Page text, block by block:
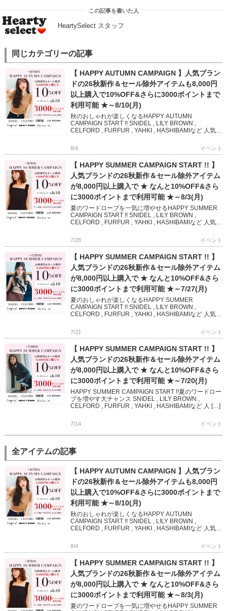
この記事を書いた人
HeartySelect スタッフ
同じカテゴリーの記事
【 HAPPY AUTUMN CAMPAIGN 】人気ブラン
ドの26秋新作＆セール除外アイテムも8,000円
以上購入で10%OFF&さらに3000ポイントまで
利用可能 ★～8/10(月)
秋のおしゃれが楽しくなるHAPPY AUTUMN
CAMPAIGN START !! SNIDEL , LILY BROWN ,
CELFORD , FURFUR , YAHKI , HASHIBAMIなど 人気ブ
8/4 イベント
【 HAPPY SUMMER CAMPAIGN START !! 】
人気ブランドの26秋新作＆セール除外アイテム
が8,000円以上購入で ★ なんと10%OFF&さら
に3000ポイントまで利用可能 ★～8/3(月)
夏のワードローブを一気に増やせるHAPPY SUMMER
CAMPAIGN START !! SNIDEL , LILY BROWN ,
CELFORD , FURFUR , YAHKI , HASHIBAMIなど 人気
7/28 イベント
【 HAPPY SUMMER CAMPAIGN START !! 】
人気ブランドの26秋新作＆セール除外アイテム
が8,000円以上購入で ★ なんと10%OFF&さら
に3000ポイントまで利用可能 ★～7/27(月)
夏のおしゃれが楽しくなるHAPPY SUMMER
CAMPAIGN START !! SNIDEL , LILY BROWN ,
CELFORD , FURFUR , YAHKI , HASHIBAMIなど 人気ブ
7/21 イベント
【 HAPPY SUMMER CAMPAIGN START !! 】
人気ブランドの26秋新作＆セール除外アイテム
が8,000円以上購入で ★ なんと10%OFF&さら
に3000ポイントまで利用可能 ★～7/20(月)
HAPPY SUMMER CAMPAIGN START !!夏のワードロー
ブを増やす大チャンス SNIDEL , LILY BROWN ,
CELFORD , FURFUR , YAHKI , HASHIBAMIなど 人 […]
7/14 イベント
全アイテムの記事
【 HAPPY AUTUMN CAMPAIGN 】人気ブラン
ドの26秋新作＆セール除外アイテムも8,000円
以上購入で10%OFF&さらに3000ポイントまで
利用可能 ★～8/10(月)
秋のおしゃれが楽しくなるHAPPY AUTUMN
CAMPAIGN START !! SNIDEL , LILY BROWN ,
CELFORD , FURFUR , YAHKI , HASHIBAMIなど 人気ブ
8/4 イベント
【 HAPPY SUMMER CAMPAIGN START !! 】
人気ブランドの26秋新作＆セール除外アイテム
が8,000円以上購入で ★ なんと10%OFF&さら
に3000ポイントまで利用可能 ★～8/3(月)
夏のワードローブを一気に増やせるHAPPY SUMMER